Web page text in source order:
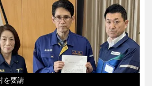
を要請